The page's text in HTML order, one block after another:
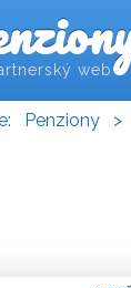
web
Penziony >